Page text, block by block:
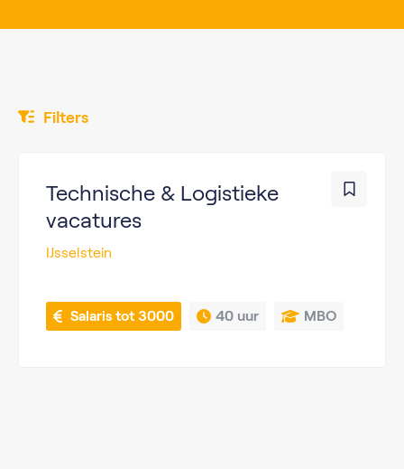
Filters
Technische & Logistieke
vacatures
IJsselstein
Salaris tot 3000 40 uur MBO